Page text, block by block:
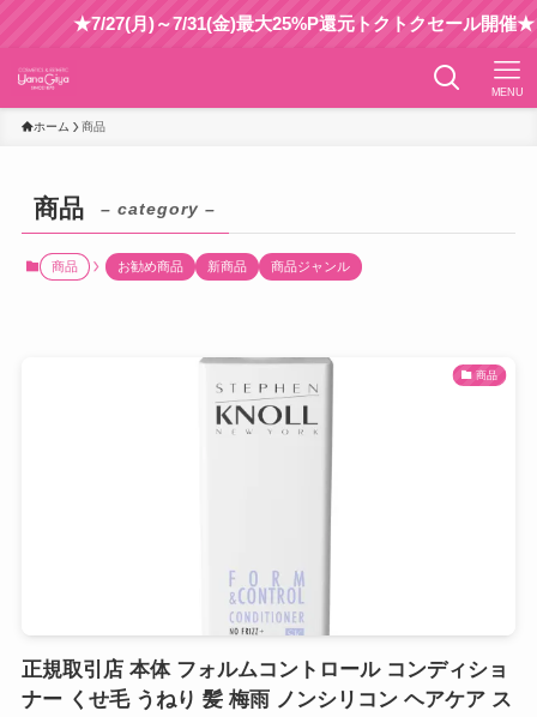
★7/27(月)～7/31(金)最大25%P還元トクトクセール開催★
MENU
ホーム 商品
商品 – category –
商品 お勧め商品 新商品 商品ジャンル
商品
正規取引店 本体 フォルムコントロール コンディショ
ナー くせ毛 うねり 髪 梅雨 ノンシリコン ヘアケア ス